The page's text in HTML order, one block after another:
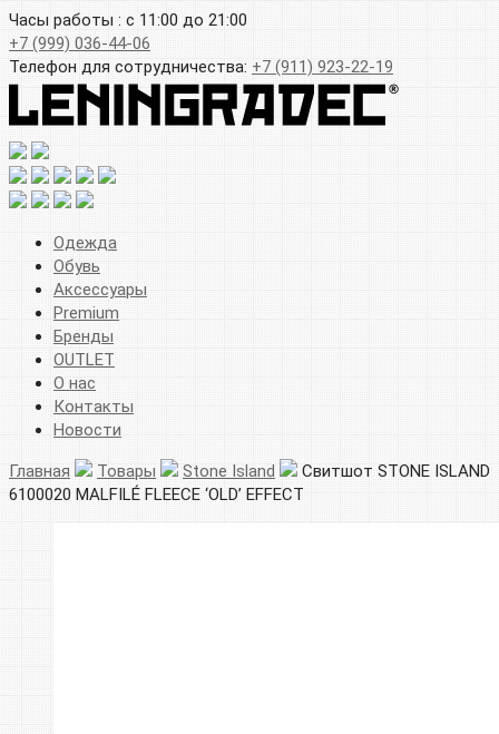
Часы работы : с 11:00 до 21:00
+7 (999) 036-44-06
Телефон для сотрудничества: +7 (911) 923-22-19
Одежда
Обувь
Аксессуары
Premium
Бренды
OUTLET
О нас
Контакты
Новости
Главная Товары Stone Island
Свитшот STONE ISLAND
6100020 MALFILÉ FLEECE ‘OLD’ EFFECT